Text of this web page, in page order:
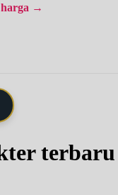
→
terbaru